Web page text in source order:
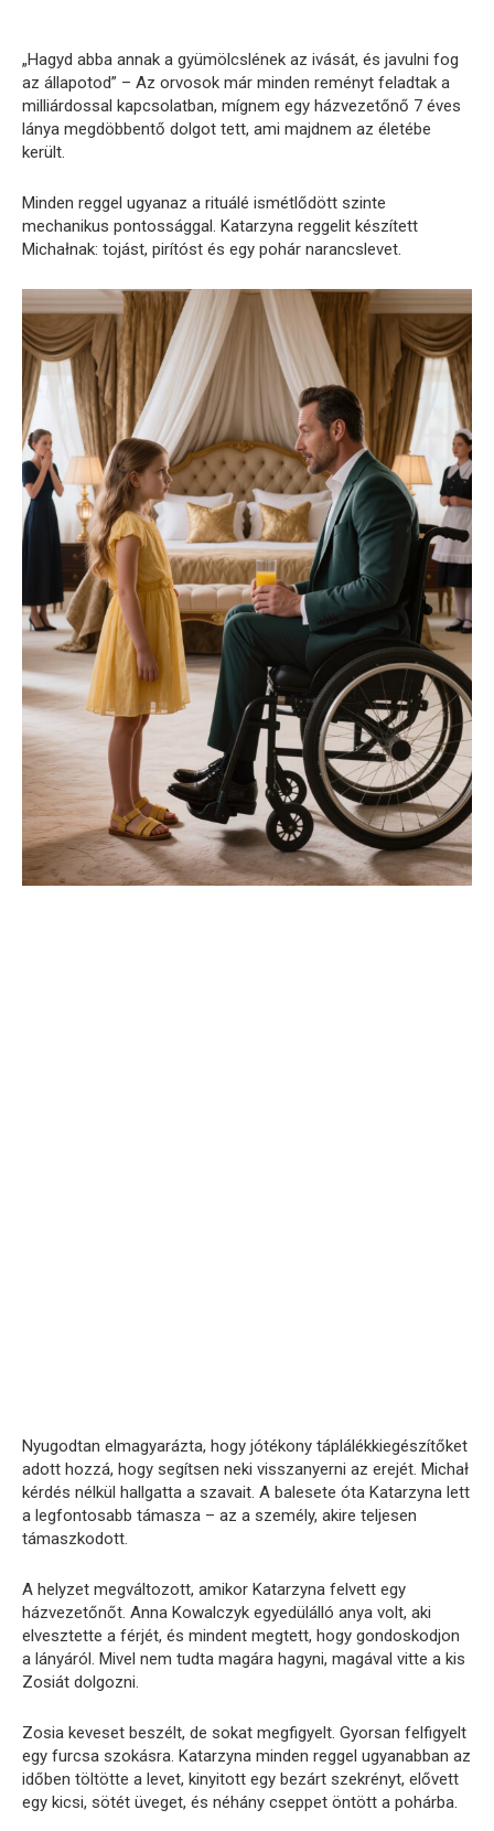
„Hagyd abba annak a gyümölcslének az ivását, és javulni fog
az állapotod” – Az orvosok már minden reményt feladtak a
milliárdossal kapcsolatban, mígnem egy házvezetőnő 7 éves
lánya megdöbbentő dolgot tett, ami majdnem az életébe
került.
Minden reggel ugyanaz a rituálé ismétlődött szinte
mechanikus pontossággal. Katarzyna reggelit készített
Michałnak: tojást, pirítóst és egy pohár narancslevet.
Nyugodtan elmagyarázta, hogy jótékony táplálékkiegészítőket
adott hozzá, hogy segítsen neki visszanyerni az erejét. Michał
kérdés nélkül hallgatta a szavait. A balesete óta Katarzyna lett
a legfontosabb támasza – az a személy, akire teljesen
támaszkodott.
A helyzet megváltozott, amikor Katarzyna felvett egy
házvezetőnőt. Anna Kowalczyk egyedülálló anya volt, aki
elvesztette a férjét, és mindent megtett, hogy gondoskodjon
a lányáról. Mivel nem tudta magára hagyni, magával vitte a kis
Zosiát dolgozni.
Zosia keveset beszélt, de sokat megfigyelt. Gyorsan felfigyelt
egy furcsa szokásra. Katarzyna minden reggel ugyanabban az
időben töltötte a levet, kinyitott egy bezárt szekrényt, elővett
egy kicsi, sötét üveget, és néhány cseppet öntött a pohárba.